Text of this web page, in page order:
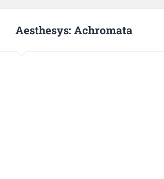
Aesthesys: Achromata